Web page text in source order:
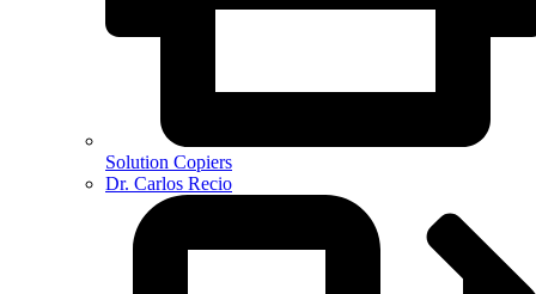
Solution Copiers
Dr. Carlos Recio